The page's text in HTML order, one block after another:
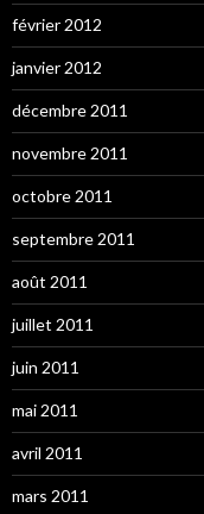
février 2012
janvier 2012
décembre 2011
novembre 2011
octobre 2011
septembre 2011
août 2011
juillet 2011
juin 2011
mai 2011
avril 2011
mars 2011